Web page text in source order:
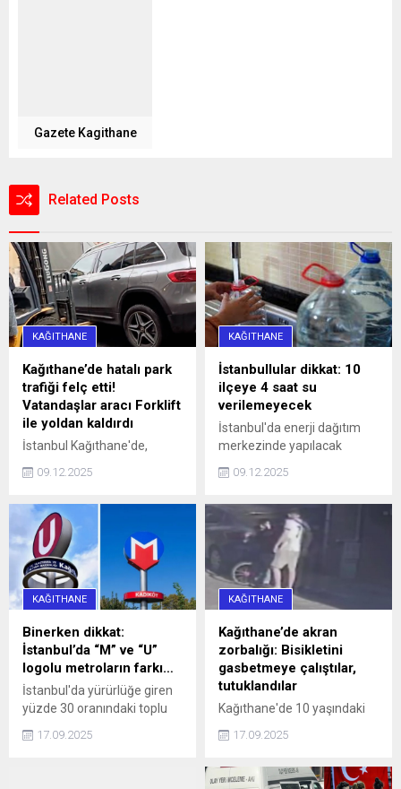
Gazete Kagithane
Related Posts
KAĞITHANE
Kağıthane’de hatalı park
trafiği felç etti!
Vatandaşlar aracı Forklift
ile yoldan kaldırdı
İstanbul Kağıthane'de,
Sarıgöl Caddesi üzerinde
saat 16.00 sularında 34 SS
hatalı park nedeniyle
caddeyi araç trafiğine
kapattı. Araç sürücüleri ile
halk otobüsündeki
yurttaşlar, uzun bir süre
aracın sürücüsüne
ulaşmaya ...
09.12.2025
KAĞITHANE
İstanbullular dikkat: 10
ilçeye 4 saat su
verilemeyecek
İstanbul'da enerji dağıtım
merkezinde yapılacak
çalışmalar nedeniyle yarın
10 ilçeye 4 saat su
09.12.2025
KAĞITHANE
Binerken dikkat:
İstanbul’da “M” ve “U”
logolu metroların farkı…
İstanbul'da yürürlüğe giren
yüzde 30 oranındaki toplu
metrolar ve Marmaray'da
17.09.2025
KAĞITHANE
Kağıthane’de akran
zorbalığı: Bisikletini
gasbetmeye çalıştılar,
tutuklandılar
Kağıthane'de 10 yaşındaki
gasbetmeye çalışan 16 ve
darbettikleri gerekçesiyle
17.09.2025